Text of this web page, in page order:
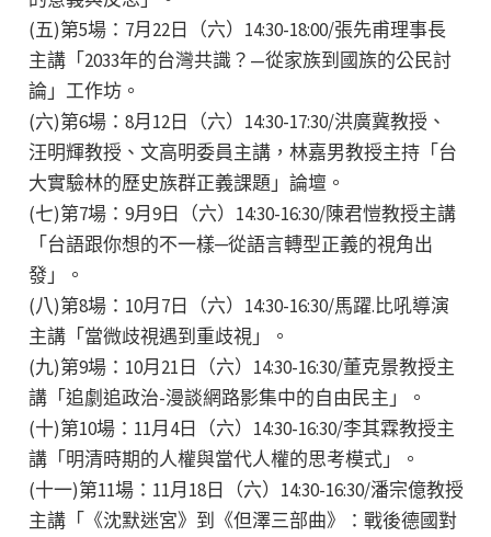
(五)第5場：7月22日（六）14:30-18:00/張先甫理事長
主講「2033年的台灣共識？—從家族到國族的公民討
論」工作坊。
(六)第6場：8月12日（六）14:30-17:30/洪廣冀教授、
汪明輝教授、文高明委員主講，林嘉男教授主持「台
大實驗林的歷史族群正義課題」論壇。
(七)第7場：9月9日（六）14:30-16:30/陳君愷教授主講
「台語跟你想的不一樣─從語言轉型正義的視角出
發」。
(八)第8場：10月7日（六）14:30-16:30/馬躍.比吼導演
主講「當微歧視遇到重歧視」。
(九)第9場：10月21日（六）14:30-16:30/董克景教授主
講「追劇追政治-漫談網路影集中的自由民主」。
(十)第10場：11月4日（六）14:30-16:30/李其霖教授主
講「明清時期的人權與當代人權的思考模式」。
(十一)第11場：11月18日（六）14:30-16:30/潘宗億教授
主講「《沈默迷宮》到《但澤三部曲》：戰後德國對